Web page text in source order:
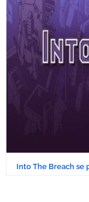
Into The Breach se